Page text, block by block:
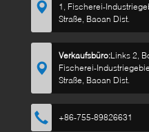
1, Fischerei-
Straße, Baoan Dist.
Verkaufsbüro:Links 2,
Fischerei-
Straße, Baoan Dist.
+86-755-89826631